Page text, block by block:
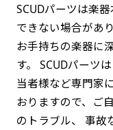
SCUDパーツは楽
できない場合があ
お手持ちの楽器に
す。 SCUDパーツ
当者様など専門家
おりますので、ご
のトラブル、 事故